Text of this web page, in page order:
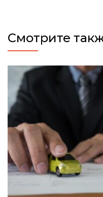
Смотрите